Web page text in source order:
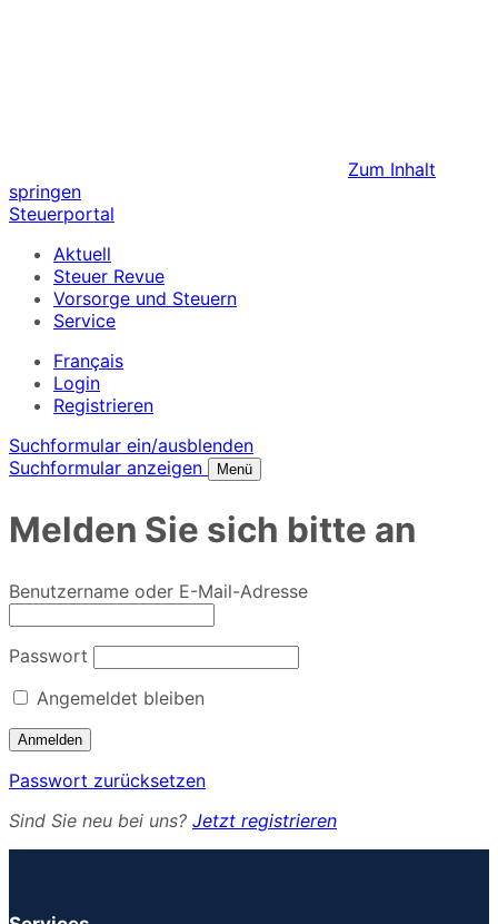
Zum Inhalt
springen
Steuerportal
Aktuell
Steuer Revue
Vorsorge und Steuern
Service
Français
Login
Registrieren
Suchformular ein/ausblenden
Suchformular anzeigen
Menü
Melden Sie sich bitte an
Benutzername oder E-Mail-Adresse
Passwort
Angemeldet bleiben
Passwort zurücksetzen
Sind Sie neu bei uns? Jetzt registrieren